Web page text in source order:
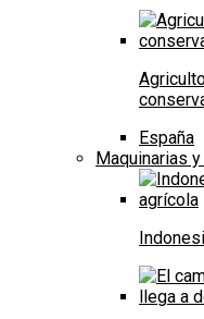
España
Maquinarias